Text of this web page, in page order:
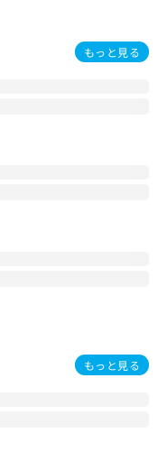
もっと見る
もっと見る